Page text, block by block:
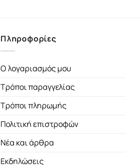
Πληροφορίες
Ο λογαριασμός μου
Τρόποι παραγγελίας
Τρόποι πληρωμής
Πολιτική επιστροφών
Νέα και άρθρα
Εκδηλώσεις